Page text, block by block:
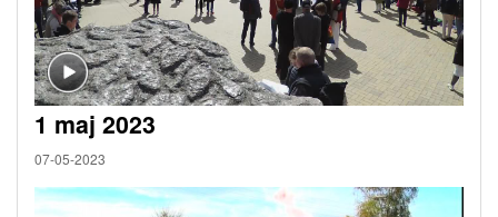
1 maj 2023
07-05-2023